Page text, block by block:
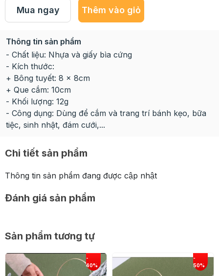
Mua ngay Thêm vào giỏ
Thông tin sản phẩm
- Chất liệu: Nhựa và giấy bìa cứng
- Kích thước:
+ Bông tuyết: 8 x 8cm
+ Que cắm: 10cm
- Khối lượng: 12g
- Công dụng: Dùng để cắm và trang trí bánh kẹo, bữa
tiệc, sinh nhật, đám cưới,...
Chi tiết sản phẩm
Thông tin sản phẩm đang được cập nhật
Đánh giá sản phẩm
Sản phẩm tương tự